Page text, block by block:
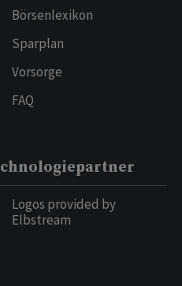
Börsenlexikon
Sparplan
Vorsorge
FAQ
Logos provided by
Elbstream